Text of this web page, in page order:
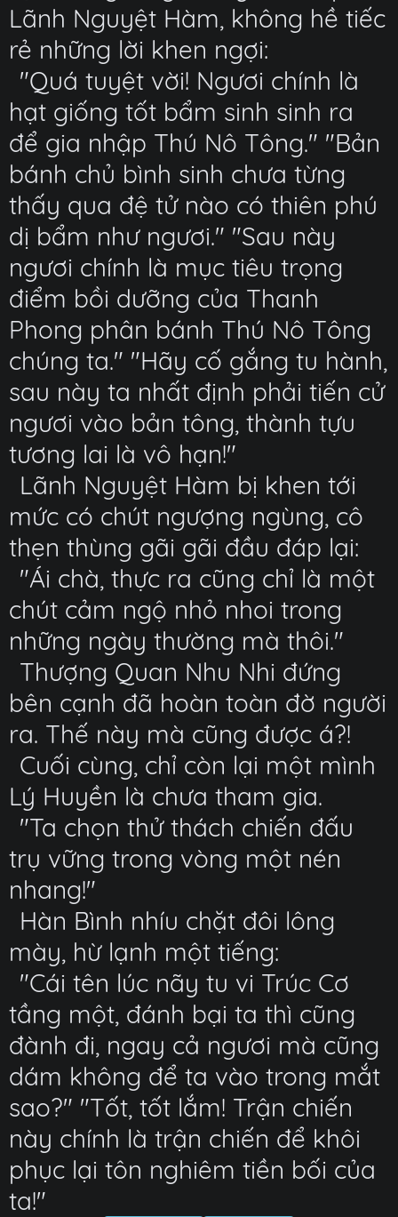
Lãnh Nguyệt Hàm, không hề tiếc
rẻ những lời khen ngợi:
"Quá tuyệt vời! Ngươi chính là
hạt giống tốt bẩm sinh sinh ra
để gia nhập Thú Nô Tông." "Bản
bánh chủ bình sinh chưa từng
thấy qua đệ tử nào có thiên phú
dị bẩm như ngươi." "Sau này
ngươi chính là mục tiêu trọng
điểm bồi dưỡng của Thanh
Phong phân bánh Thú Nô Tông
chúng ta." "Hãy cố gắng tu hành,
sau này ta nhất định phải tiến cử
ngươi vào bản tông, thành tựu
tương lai là vô hạn!"
Lãnh Nguyệt Hàm bị khen tới
mức có chút ngượng ngùng, cô
thẹn thùng gãi gãi đầu đáp lại:
"Ái chà, thực ra cũng chỉ là một
chút cảm ngộ nhỏ nhoi trong
những ngày thường mà thôi."
Thượng Quan Nhu Nhi đứng
bên cạnh đã hoàn toàn đờ người
ra. Thế này mà cũng được á?!
Cuối cùng, chỉ còn lại một mình
Lý Huyền là chưa tham gia.
"Ta chọn thử thách chiến đấu
trụ vững trong vòng một nén
nhang!"
Hàn Bình nhíu chặt đôi lông
mày, hừ lạnh một tiếng:
"Cái tên lúc nãy tu vi Trúc Cơ
tầng một, đánh bại ta thì cũng
đành đi, ngay cả ngươi mà cũng
dám không để ta vào trong mắt
sao?" "Tốt, tốt lắm! Trận chiến
này chính là trận chiến để khôi
phục lại tôn nghiêm tiền bối của
ta!"